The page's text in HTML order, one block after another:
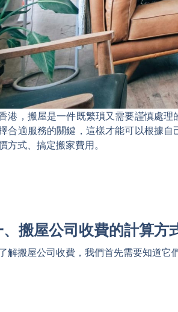
港，搬屋是一件既繁瑣又需要謹慎處
合適服務的關鍵，這樣才能可以根據
方式、搞定搬家費用。
、搬屋公司收費的計算方
解搬屋公司收費，我們首先需要知道它